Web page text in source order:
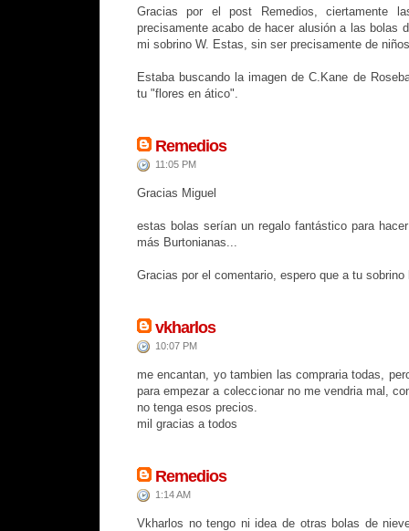
Gracias por el post Remedios, ciertamente
precisamente acabo de hacer alusión a las bolas
mi sobrino W. Estas, sin ser precisamente de
Estaba buscando la imagen de C.Kane de
tu "flores en ático".
Remedios
11:05 PM
Gracias Miguel
estas bolas serían un regalo fantástico para
más Burtonianas...
Gracias por el comentario, espero que a tu
vkharlos
10:07 PM
me encantan, yo tambien las compraria todas,
para empezar a coleccionar no me vendria mal,
no tenga esos precios.
mil gracias a todos
Remedios
1:14 AM
Vkharlos no tengo ni idea de otras bolas de